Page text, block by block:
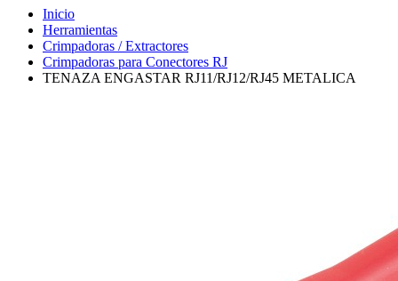
Inicio
Herramientas
Crimpadoras / Extractores
Crimpadoras para Conectores RJ
TENAZA ENGASTAR RJ11/RJ12/RJ45 METALICA